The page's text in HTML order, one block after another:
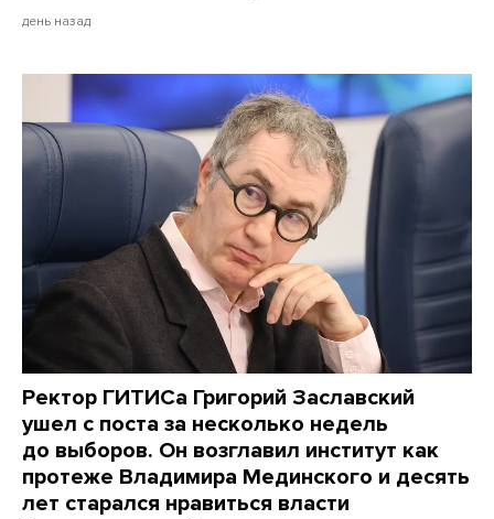
день назад
Ректор ГИТИСа Григорий Заславский
ушел с поста за несколько недель
до выборов. Он возглавил институт как
протеже Владимира Мединского и десять
лет старался нравиться власти